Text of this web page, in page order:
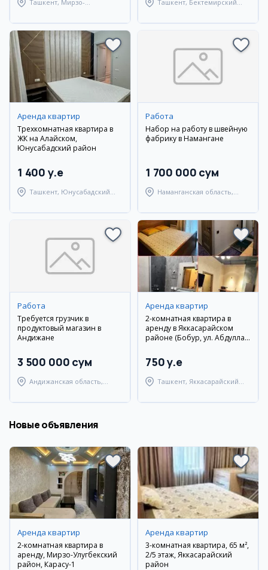
Ташкент, Мирзо-
Ташкент, Бектемирский
Аренда квартир
Трехкомнатная квартира в
ЖК на Алайском,
Юнусабадский район
1 400 y.e
Ташкент, Юнусабадский
Работа
Набор на работу в швейную
фабрику в Намангане
1 700 000 сум
Наманганская область,
Работа
Требуется грузчик в
продуктовый магазин в
Андижане
3 500 000 сум
Андижанская область,
Аренда квартир
2-комнатная квартира в
аренду в Яккасарайском
районе (Бобур, ул. Абдулла
750 y.e
Ташкент, Яккасарайский
Новые объявления
Аренда квартир
2-комнатная квартира в
аренду, Мирзо-Улугбекский
район, Карасу-1
Аренда квартир
3-комнатная квартира, 65 м²,
2/5 этаж, Яккасарайский
район